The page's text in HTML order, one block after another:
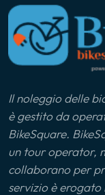
Il noleggio delle
è gestito da
BikeSquare.
un tour operator,
collaborano per
servizio è